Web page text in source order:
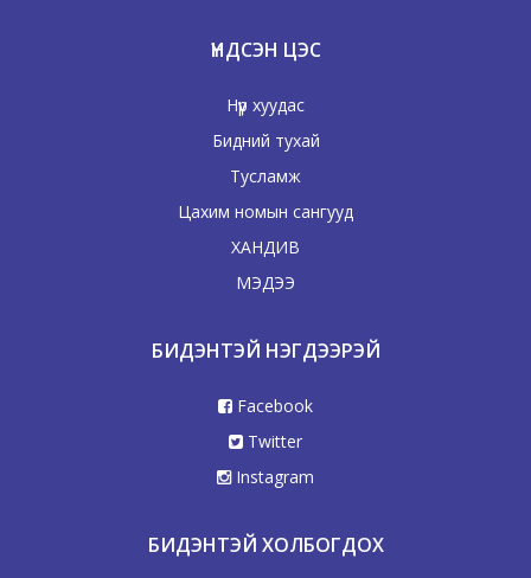
ҮНДСЭН ЦЭС
Нүүр хуудас
Бидний тухай
Тусламж
Цахим номын сангууд
ХАНДИВ
МЭДЭЭ
БИДЭНТЭЙ НЭГДЭЭРЭЙ
Facebook
Twitter
Instagram
БИДЭНТЭЙ ХОЛБОГДОХ